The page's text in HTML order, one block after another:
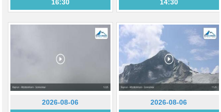
16:30 14:30
2026-08-06
2026-08-06